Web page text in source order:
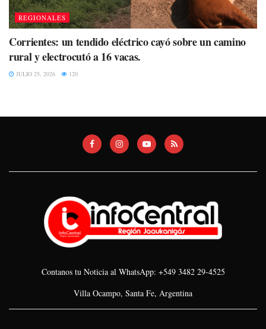
REGIONALES
Corrientes: un tendido eléctrico cayó sobre un camino
rural y electrocutó a 16 vacas.
JULIO 25, 2026 120
Contanos tu Noticia al WhatsApp: +549 3482 29-4525
Villa Ocampo, Santa Fe, Argentina